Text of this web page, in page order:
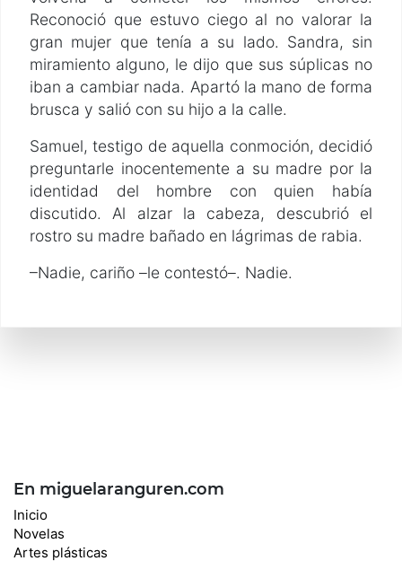
Reconoció que estuvo ciego al no valorar la
gran mujer que tenía a su lado. Sandra, sin
miramiento alguno, le dijo que sus súplicas no
iban a cambiar nada. Apartó la mano de forma
brusca y salió con su hijo a la calle.
Samuel, testigo de aquella conmoción, decidió
preguntarle inocentemente a su madre por la
identidad del hombre con quien había
discutido. Al alzar la cabeza, descubrió el
rostro su madre bañado en lágrimas de rabia.
–Nadie, cariño –le contestó–. Nadie.
En miguelaranguren.com
Inicio
Novelas
Artes plásticas